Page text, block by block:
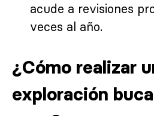
acude a revisiones
veces al año.
¿Cómo realizar
exploración